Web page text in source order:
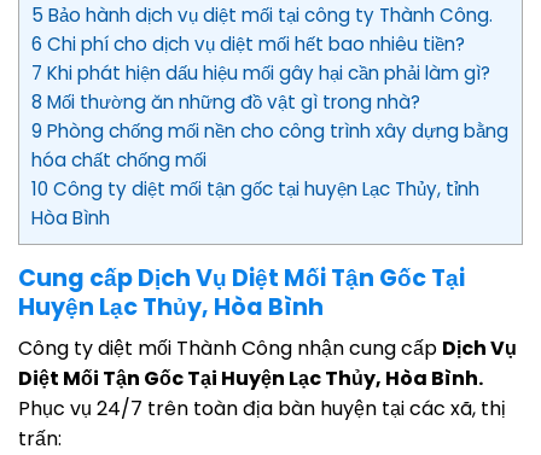
5 Bảo hành dịch vụ diệt mối tại công ty Thành Công.
6 Chi phí cho dịch vụ diệt mối hết bao nhiêu tiền?
7 Khi phát hiện dấu hiệu mối gây hại cần phải làm gì?
8 Mối thường ăn những đồ vật gì trong nhà?
9 Phòng chống mối nền cho công trình xây dựng bằng
hóa chất chống mối
10 Công ty diệt mối tận gốc tại huyện Lạc Thủy, tỉnh
Hòa Bình
Cung cấp Dịch Vụ Diệt Mối Tận Gốc Tại
Huyện Lạc Thủy, Hòa Bình
Công ty diệt mối Thành Công nhận cung cấp Dịch Vụ
Diệt Mối Tận Gốc Tại Huyện Lạc Thủy, Hòa Bình.
Phục vụ 24/7 trên toàn địa bàn huyện tại các xã, thị
trấn: